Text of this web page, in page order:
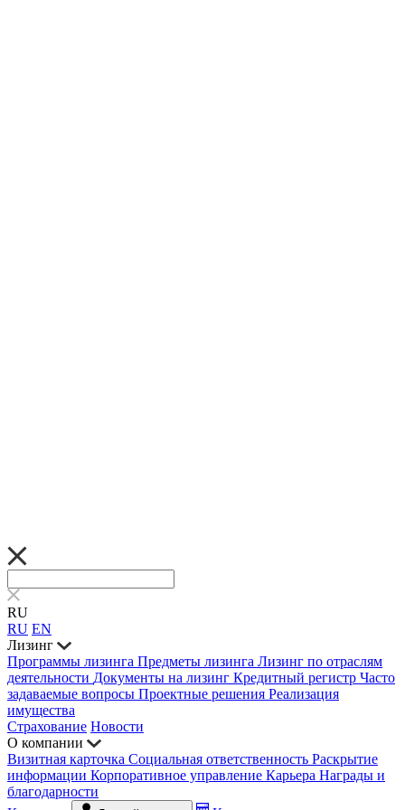
RU
RU EN
Лизинг
Программы лизинга Предметы лизинга Лизинг по отраслям
деятельности Документы на лизинг Кредитный регистр Часто
задаваемые вопросы Проектные решения Реализация
имущества
Страхование Новости
О компании
Визитная карточка Социальная ответственность Раскрытие
информации Корпоративное управление Карьера Награды и
благодарности